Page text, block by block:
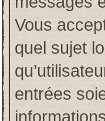
Vous
quel sujet
entrées